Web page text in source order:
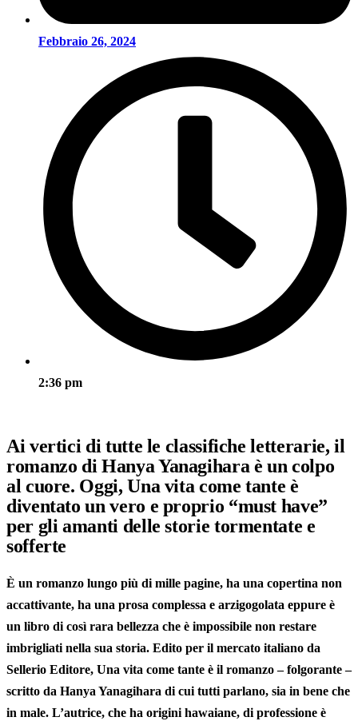
Febbraio 26, 2024
2:36 pm
Ai vertici di tutte le classifiche letterarie, il
romanzo di Hanya Yanagihara è un colpo
al cuore. Oggi, Una vita come tante è
diventato un vero e proprio “must have”
per gli amanti delle storie tormentate e
sofferte
È un romanzo lungo più di mille pagine, ha una copertina non
accattivante, ha una prosa complessa e arzigogolata eppure è
un libro di così rara bellezza che è impossibile non restare
imbrigliati nella sua storia. Edito per il mercato italiano da
Sellerio Editore, Una vita come tante è il romanzo – folgorante –
scritto da Hanya Yanagihara di cui tutti parlano, sia in bene che
in male. L’autrice, che ha origini hawaiane, di professione è